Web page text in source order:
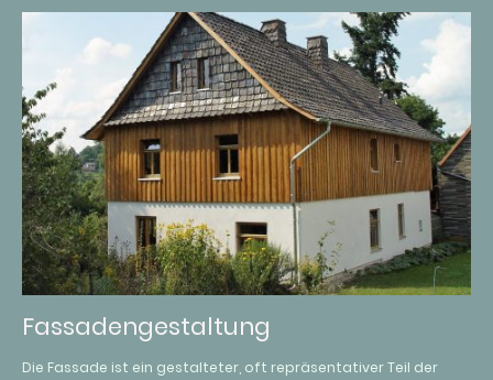
Fassadengestaltung
Die Fassade ist ein gestalteter, oft repräsentativer Teil der